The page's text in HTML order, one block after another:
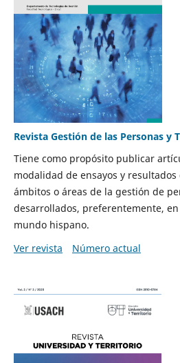
Revista Gestión de las Personas y
Tiene como propósito publicar
modalidad de ensayos y
ámbitos o áreas de la gestión de
desarrollados, preferentemente,
mundo hispano.
Ver revista
Número actual